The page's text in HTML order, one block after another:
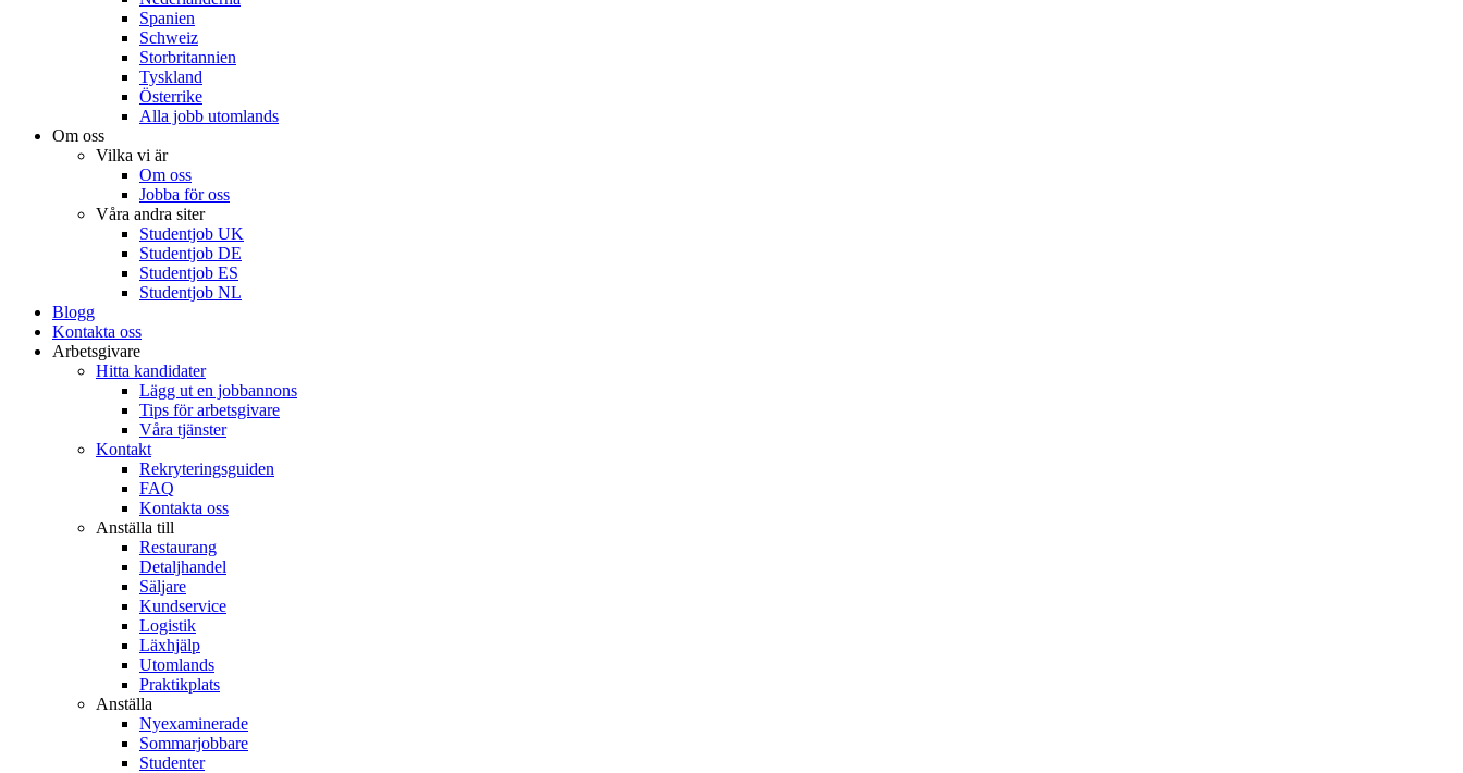
Spanien
Schweiz
Storbritannien
Tyskland
Österrike
Alla jobb utomlands
Om oss
Vilka vi är
Om oss
Jobba för oss
Våra andra siter
Studentjob UK
Studentjob DE
Studentjob ES
Studentjob NL
Blogg
Kontakta oss
Arbetsgivare
Hitta kandidater
Lägg ut en jobbannons
Tips för arbetsgivare
Våra tjänster
Kontakt
Rekryteringsguiden
FAQ
Kontakta oss
Anställa till
Restaurang
Detaljhandel
Säljare
Kundservice
Logistik
Läxhjälp
Utomlands
Praktikplats
Anställa
Nyexaminerade
Sommarjobbare
Studenter